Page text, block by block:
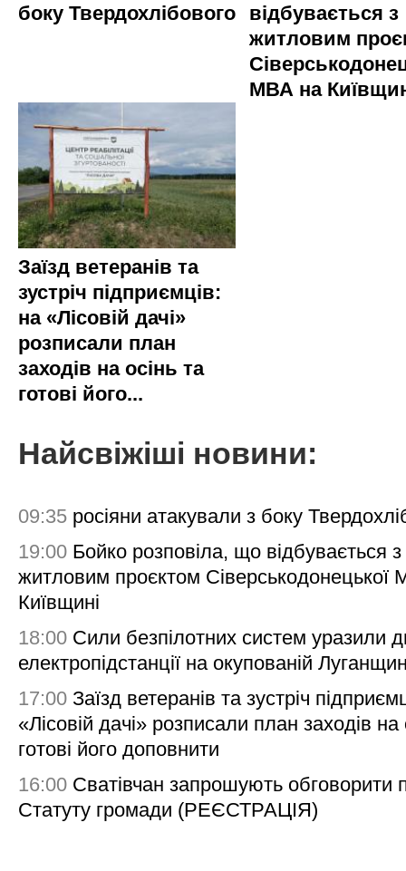
боку Твердохлібового
відбувається з
житловим
МВА на
Заїзд ветеранів та
зустріч підприємців:
на «Лісовій дачі»
розписали план
заходів на осінь та
готові його...
Найсвіжіші новини:
09:35 росіяни атакували з боку
19:00 Бойко розповіла, що відбувається з
житловим проєктом Сіверськодонецької
Київщині
18:00 Сили безпілотних систем уразили
електропідстанції на окупованій
17:00 Заїзд ветеранів та зустріч
«Лісовій дачі» розписали план заходів на
готові його доповнити
16:00 Сватівчан запрошують обговорити
Статуту громади (РЕЄСТРАЦІЯ)